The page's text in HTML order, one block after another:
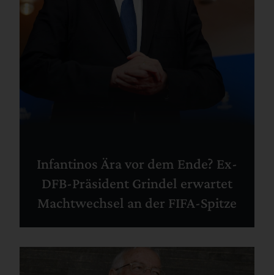
Infantinos Ära vor dem Ende? Ex-
DFB-Präsident Grindel erwartet
Machtwechsel an der FIFA-Spitze